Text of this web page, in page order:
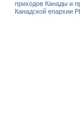
приходов Канады и
Канадской епархии